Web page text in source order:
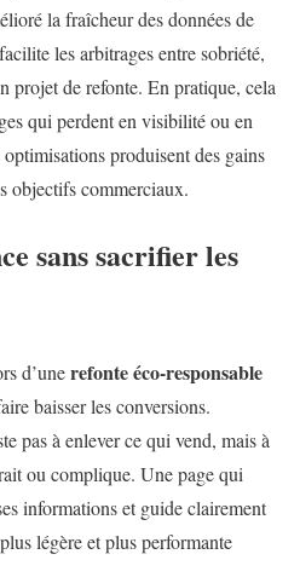
la fraîcheur des données de
les arbitrages entre sobriété,
projet de refonte. En pratique, cela
qui perdent en visibilité ou en
produisent des gains
objectifs commerciaux.
sans sacrifier les
d’unerefonte éco-responsable
baisser les conversions.
pas à enlever ce qui vend, mais à
ou complique. Une page qui
informations et guide clairement
légère et plus performante